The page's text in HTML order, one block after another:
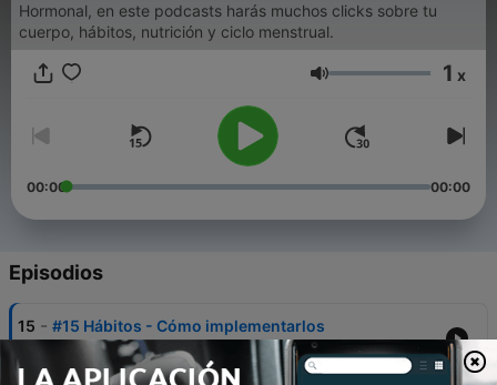
Hormonal, en este podcasts harás muchos clicks sobre tu
cuerpo, hábitos, nutrición y ciclo menstrual.
Volumen 1 x
00:00 00:00
Episodios
15 - #15 Hábitos - Cómo implementarlos
05 abr. 2024